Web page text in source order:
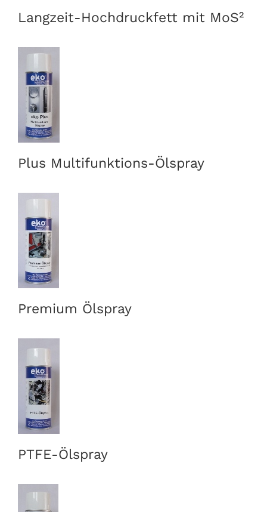
Langzeit-Hochdruckfett mit MoS²
Plus Multifunktions-Ölspray
Premium Ölspray
PTFE-Ölspray